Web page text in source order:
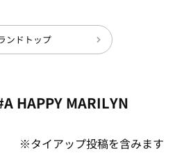
ンドトップ
MARILYN
※タイアップ投稿を含みます